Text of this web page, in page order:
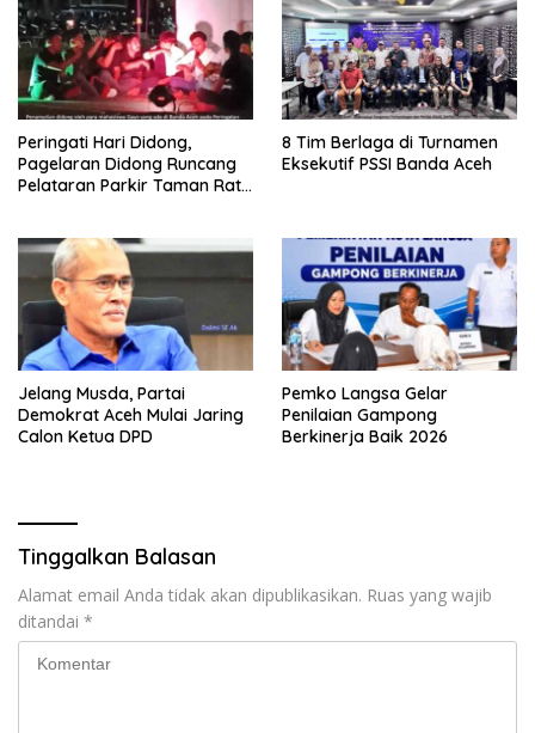
Peringati Hari Didong,
Pagelaran Didong Runcang
Pelataran Parkir Taman Ratu
8 Tim Berlaga di Turnamen
Eksekutif PSSI Banda Aceh
Jelang Musda, Partai
Demokrat Aceh Mulai Jaring
Calon Ketua DPD
Pemko Langsa Gelar
Penilaian Gampong
Berkinerja Baik 2026
Tinggalkan Balasan
Alamat email Anda tidak akan dipublikasikan. Ruas yang wajib
ditandai *